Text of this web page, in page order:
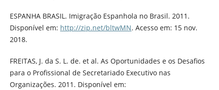
ESPANHA BRASIL. Imigração Espanhola no Brasil. 2011.
Disponível em: http://zip.net/bltwMN. Acesso em: 15 nov.
2018.
FREITAS, J. da S. L. de. et al. As Oportunidades e os Desafios
para o Profissional de Secretariado Executivo nas
Organizações. 2011. Disponível em: